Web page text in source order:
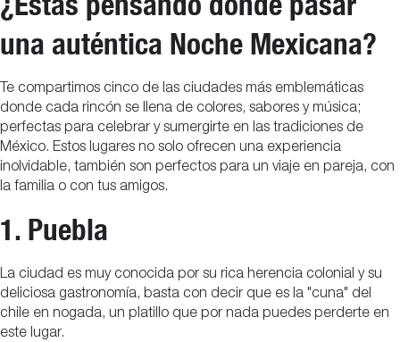
una auténtica Noche Mexicana?
Te compartimos cinco de las ciudades más emblemáticas
donde cada rincón se llena de colores, sabores y música;
perfectas para celebrar y sumergirte en las tradiciones de
México. Estos lugares no solo ofrecen una experiencia
inolvidable, también son perfectos para un viaje en pareja, con
la familia o con tus amigos.
1. Puebla
La ciudad es muy conocida por su rica herencia colonial y su
deliciosa gastronomía, basta con decir que es la "cuna" del
chile en nogada, un platillo que por nada puedes perderte en
este lugar.